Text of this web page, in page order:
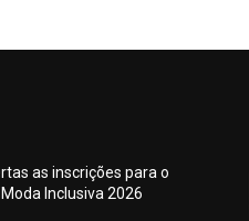
as inscrições para o
Inclusiva 2026